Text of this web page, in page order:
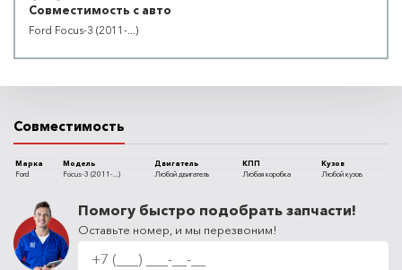
Совместимость с авто
Ford Focus-3 (2011-...)
Совместимость
Марка Модель Двигатель КПП
Кузов
Ford
Focus-3 (2011-...) Любой двигатель Любая коробка Любой кузов
Помогу быстро подобрать запчасти!
Оставьте номер, и мы перезвоним!